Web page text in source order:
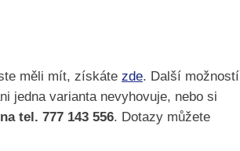
měli mít, získáte zde. Další možností
jedna varianta nevyhovuje, nebo si
tel. 777 143 556. Dotazy můžete